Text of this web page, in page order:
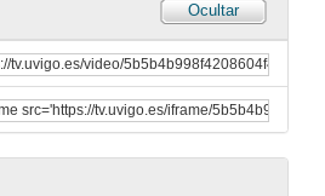
Ocultar
Entrega de orlas por parte do alumnado
8 de xul. de 2016
Vídeo dos alumnos